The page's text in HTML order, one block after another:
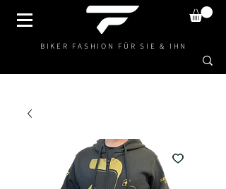
BIKER FASHION FÜR SIE & IHN